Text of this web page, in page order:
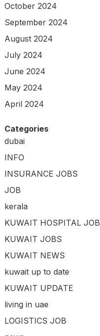
October 2024
September 2024
August 2024
July 2024
June 2024
May 2024
April 2024
Categories
dubai
INFO
INSURANCE JOBS
JOB
kerala
KUWAIT HOSPITAL JOB
KUWAIT JOBS
KUWAIT NEWS
kuwait up to date
KUWAIT UPDATE
living in uae
LOGISTICS JOB